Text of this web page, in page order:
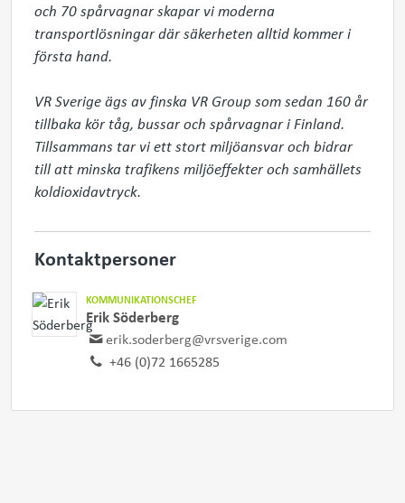
och 70 spårvagnar skapar vi moderna
transportlösningar där säkerheten alltid kommer i
första hand.
VR Sverige ägs av finska VR Group som sedan 160 år
tillbaka kör tåg, bussar och spårvagnar i Finland.
Tillsammans tar vi ett stort miljöansvar och bidrar
till att minska trafikens miljöeffekter och samhällets
Kontaktpersoner
KOMMUNIKATIONSCHEF
Erik Söderberg
erik.soderberg@vrsverige.com
+46 (0)72 1665285